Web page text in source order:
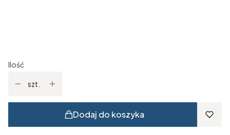
Ilość
szt.
Dodaj do koszyka